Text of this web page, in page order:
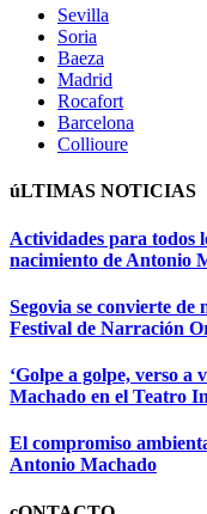
Sevilla
Soria
Baeza
Madrid
Rocafort
Barcelona
Collioure
úLTIMAS NOTICIAS
Actividades para todos
nacimiento de Antonio
Segovia se convierte
Festival de Narración
‘Golpe a golpe, verso a
Machado en el Teatro
El compromiso
Antonio Machado